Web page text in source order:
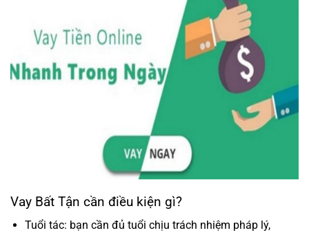
Vay Bất Tận cần điều kiện gì?
Tuổi tác: bạn cần đủ tuổi chịu trách nhiệm pháp lý,